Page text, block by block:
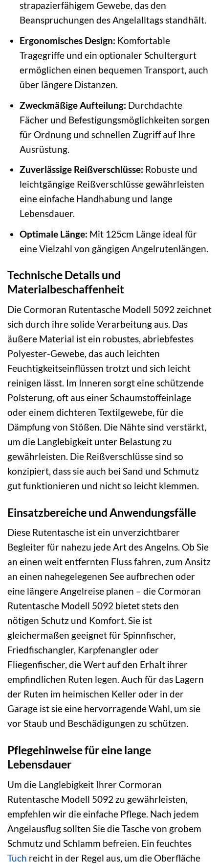
strapazierfähigem Gewebe, das den
Beanspruchungen des Angelalltags standhält.
Ergonomisches Design: Komfortable
Tragegriffe und ein optionaler Schultergurt
ermöglichen einen bequemen Transport, auch
über längere Distanzen.
Zweckmäßige Aufteilung: Durchdachte
Fächer und Befestigungsmöglichkeiten sorgen
für Ordnung und schnellen Zugriff auf Ihre
Ausrüstung.
Zuverlässige Reißverschlüsse: Robuste und
leichtgängige Reißverschlüsse gewährleisten
eine einfache Handhabung und lange
Lebensdauer.
Optimale Länge: Mit 125cm Länge ideal für
eine Vielzahl von gängigen Angelrutenlängen.
Technische Details und
Materialbeschaffenheit
Die Cormoran Rutentasche Modell 5092 zeichnet
sich durch ihre solide Verarbeitung aus. Das
äußere Material ist ein robustes, abriebfestes
Polyester-Gewebe, das auch leichten
Feuchtigkeitseinflüssen trotzt und sich leicht
reinigen lässt. Im Inneren sorgt eine schützende
Polsterung, oft aus einer Schaumstoffeinlage
oder einem dichteren Textilgewebe, für die
Dämpfung von Stößen. Die Nähte sind verstärkt,
um die Langlebigkeit unter Belastung zu
gewährleisten. Die Reißverschlüsse sind so
konzipiert, dass sie auch bei Sand und Schmutz
gut funktionieren und nicht so leicht klemmen.
Einsatzbereiche und Anwendungsfälle
Diese Rutentasche ist ein unverzichtbarer
Begleiter für nahezu jede Art des Angelns. Ob Sie
an einen weit entfernten Fluss fahren, zum Ansitz
an einen nahegelegenen See aufbrechen oder
eine längere Angelreise planen – die Cormoran
Rutentasche Modell 5092 bietet stets den
nötigen Schutz und Komfort. Sie ist
gleichermaßen geeignet für Spinnfischer,
Friedfischangler, Karpfenangler oder
Fliegenfischer, die Wert auf den Erhalt ihrer
empfindlichen Ruten legen. Auch für das Lagern
der Ruten im heimischen Keller oder in der
Garage ist sie eine hervorragende Wahl, um sie
vor Staub und Beschädigungen zu schützen.
Pflegehinweise für eine lange
Lebensdauer
Um die Langlebigkeit Ihrer Cormoran
Rutentasche Modell 5092 zu gewährleisten,
empfehlen wir die einfache Pflege. Nach jedem
Angelausflug sollten Sie die Tasche von grobem
Schmutz und Schlamm befreien. Ein feuchtes
Tuch reicht in der Regel aus, um die Oberfläche